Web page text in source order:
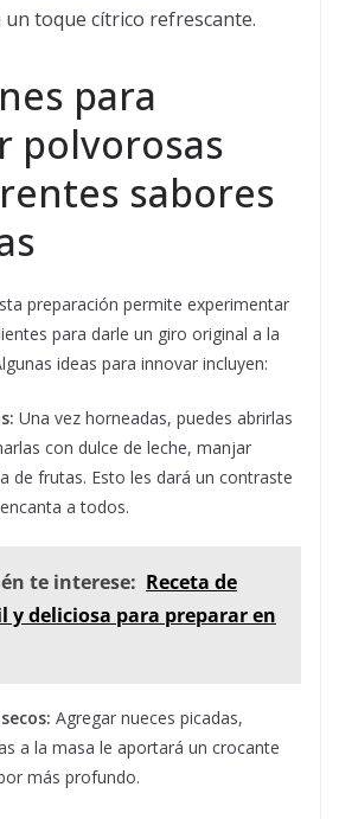
toque cítrico refrescante.
para
polvorosas
sabores
preparación permite experimentar
para darle un giro original a la
ideas para innovar incluyen:
Una vez horneadas, puedes abrirlas
con dulce de leche, manjar
de frutas. Esto les dará un contraste
a todos.
te interese: Receta de
y deliciosa para preparar en
Agregar nueces picadas,
a la masa le aportará un crocante
más profundo.